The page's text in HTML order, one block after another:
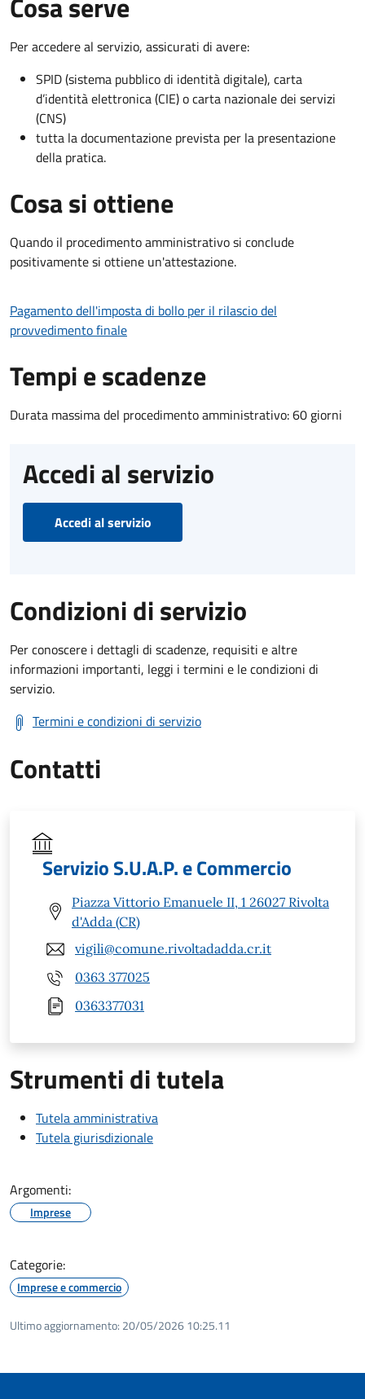
Per accedere al servizio, assicurati di avere:
SPID (sistema pubblico di identità digitale), carta
d’identità elettronica (CIE) o carta nazionale dei servizi
(CNS)
tutta la documentazione prevista per la presentazione
della pratica.
Cosa si ottiene
Quando il procedimento amministrativo si conclude
positivamente si ottiene un'attestazione.
Pagamento dell'imposta di bollo per il rilascio del
provvedimento finale
Tempi e scadenze
Durata massima del procedimento amministrativo: 60 giorni
Accedi al servizio
Accedi al servizio
Condizioni di servizio
Per conoscere i dettagli di scadenze, requisiti e altre
informazioni importanti, leggi i termini e le condizioni di
servizio.
Termini e condizioni di servizio
Contatti
Servizio S.U.A.P. e Commercio
Piazza Vittorio Emanuele II, 1 26027 Rivolta
d'Adda (CR)
vigili@comune.rivoltadadda.cr.it
0363 377025
0363377031
Strumenti di tutela
Tutela amministrativa
Tutela giurisdizionale
Argomenti:
Imprese
Categorie:
Imprese e commercio
Ultimo aggiornamento: 20/05/2026 10:25.11